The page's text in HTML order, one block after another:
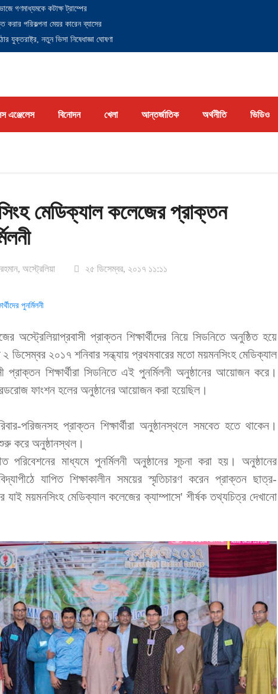
গণমাধ্যমকে কটাক্ষ ট্রাম্পের
পরিকল্পনা মেয়র কারেন ব্যাসের
যুক্তরাষ্ট্র, নতুন ভিসা নিষেধাজ্ঞা ঘোষণা
এঞ্জেলেস বিনোদন খেলা আন্তর্জাতিক অর্থনীতি ভিডিও
মেডিক্যাল কলেজের প্রাক্তন
অস্ট্রেলিয়া ২৫ ডিসেম্বর, ২০১৭ ১১:১১
অস্ট্রেলিয়াপ্রবাসী প্রাক্তন শিক্ষার্থীদের নিয়ে সিডনিতে অনুষ্ঠিত হয়ে
ডিসেম্বর ২০১৭ শনিবার সন্ধ্যায় প্রথমবারের মতো ময়মনসিংহ মেডিক্যাল
প্রাক্তন শিক্ষার্থীরা সিডনিতে এই পুনর্মিলনী অনুষ্ঠানের আয়োজন করে।
ফাংশন হলের অনুষ্ঠানের আয়োজন করা হয়েছিল।
পরিজনসহ প্রাক্তন শিক্ষার্থীরা অনুষ্ঠানস্থলে সমবেত হতে থাকেন।
করে অনুষ্ঠানস্থল।
পরিবেশনের মাধ্যমে পুনর্মিলনী অনুষ্ঠানের সূচনা করা হয়। অনুষ্ঠানের
যাপিত শিক্ষাকালীন সময়ের স্মৃতিচারণ করেন প্রাক্তন ছাত্র-
ময়মনসিংহ মেডিক্যাল কলেজের ক্যাম্পাসে' শীর্ষক তথ্যচিত্র দেখানো